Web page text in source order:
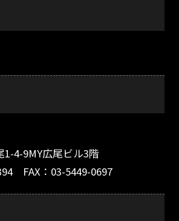
4-9MY広尾ビル3階
FAX：03-5449-0697